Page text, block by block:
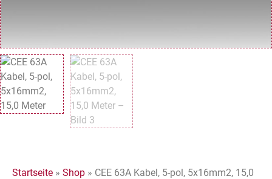
Startseite » Shop » CEE 63A Kabel, 5-pol, 5x16mm2, 15,0